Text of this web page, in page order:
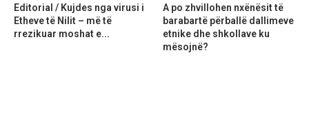
Editorial / Kujdes nga virusi i
Etheve të Nilit – më të
rrezikuar moshat e...
A po zhvillohen nxënësit të
barabartë përballë dallimeve
etnike dhe shkollave ku
mësojnë?